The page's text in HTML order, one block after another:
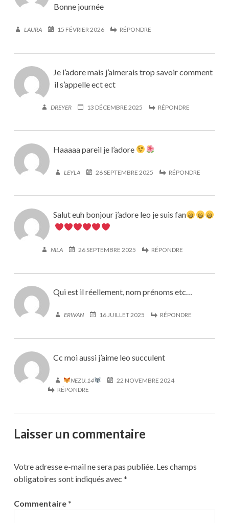
Bonne journée
LAURA 15 FÉVRIER 2026 RÉPONDRE
Je l’adore mais j’aimerais trop savoir comment
il s’appelle ect ect
DREYER 13 DÉCEMBRE 2025 RÉPONDRE
Haaaaa pareil je l’adore
LEYLA 26 SEPTEMBRE 2025 RÉPONDRE
Salut euh bonjour j’adore leo je suis fan
NILA 26 SEPTEMBRE 2025 RÉPONDRE
Qui est il réellement, nom prénoms etc…
ERWAN 16 JUILLET 2025 RÉPONDRE
Cc moi aussi j’aime leo succulent
NEZU.14
22 NOVEMBRE 2024
RÉPONDRE
Laisser un commentaire
Votre adresse e-mail ne sera pas publiée. Les champs
obligatoires sont indiqués avec *
Commentaire *